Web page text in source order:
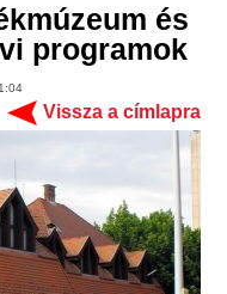
és
programok
Vissza a címlapra